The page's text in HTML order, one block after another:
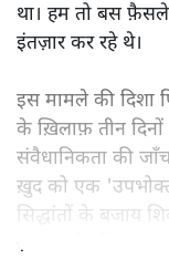
था। हम तो बस
इंतज़ार कर रहे थे।
इस मामले की दिशा
के ख़िलाफ़ तीन
संवैधानिकता की
ख़ुद को एक
सिद्धांतों के बजाय
ज़्यादा ज़ोर दिया गया।